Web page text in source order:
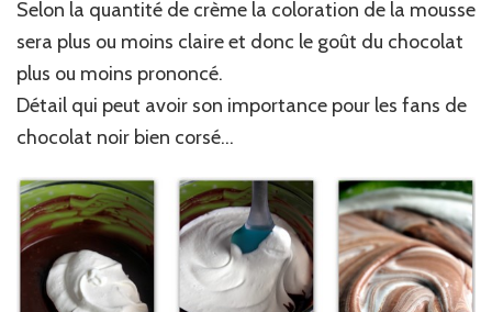
Selon la quantité de crème la coloration de la mousse
sera plus ou moins claire et donc le goût du chocolat
plus ou moins prononcé.
Détail qui peut avoir son importance pour les fans de
chocolat noir bien corsé…